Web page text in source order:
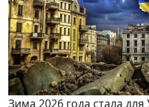
Зима 2026 года стала